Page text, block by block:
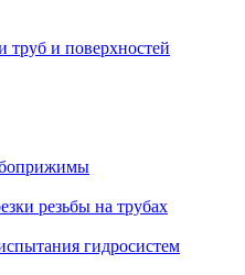
труб и поверхностей
резьбы на трубах
гидросистем